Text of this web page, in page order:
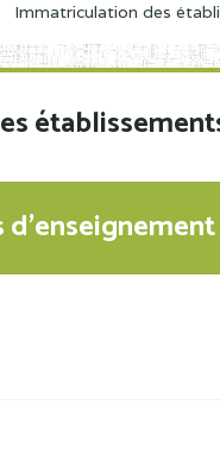
Immatriculation des